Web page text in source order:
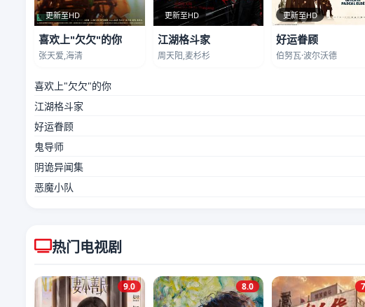
更新至HD
喜欢上"欠欠"的你
张天爱,海清
更新至HD
江湖格斗家
周天阳,麦杉杉
更新至HD
好运眷顾
伯努瓦·波尔沃德
喜欢上"欠欠"的你
江湖格斗家
好运眷顾
鬼导师
阴诡异闻集
恶魔小队
热门电视剧
9.0 8.0